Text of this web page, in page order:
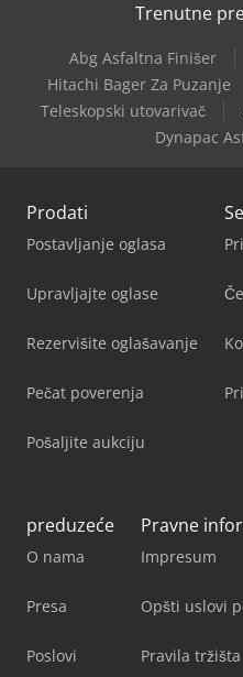
Trenutne
Abg Asfaltna Finišer
Hitachi Bager Za Puzanje
Teleskopski utovarivač
Dynapac
Prodati
Postavljanje oglasa
Upravljajte oglase
Rezervišite oglašavanje
Pečat poverenja
Pošaljite aukciju
preduzeće
O nama
Presa
Poslovi
Pravne
Impresum
Opšti uslovi
Pravila tržišta